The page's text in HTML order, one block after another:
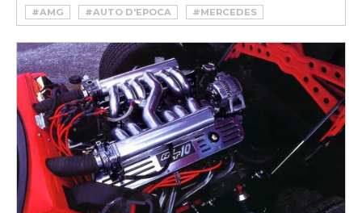
#AMG #AUTO D'EPOCA
#MERCEDES
#YOUNGTIMER